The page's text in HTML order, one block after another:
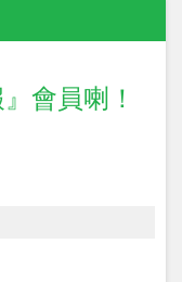
會員喇！